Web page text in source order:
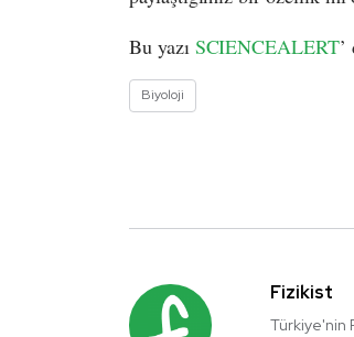
Bu yazı SCIENCEALERT’
Biyoloji
Fizikist
Türkiye'nin